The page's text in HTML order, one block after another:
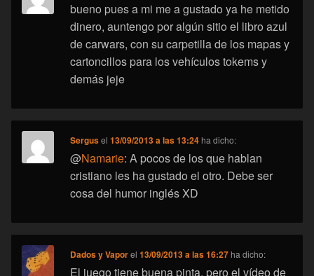
bueno pues a mi me a gustado ya he metido
dinero, auntengo por algún sitio el libro azul
de carwars, con su carpetilla de los mapas y
cartoncillos para los vehículos tokems y
demás jeje
Sergusel13/09/2013 a las 13:24 ha dicho:
@Namarie: A pocos de los que hablan
cristiano les ha gustado el otro. Debe ser
cosa del humor inglés XD
Dados y Vaporel13/09/2013 a las 16:27 ha dicho:
El juego tiene buena pinta, pero el vídeo de